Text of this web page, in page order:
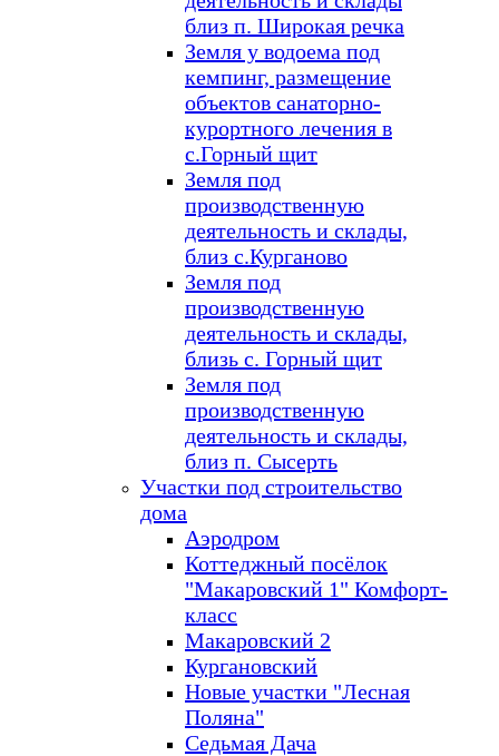
близ п. Широкая речка
Земля у водоема под
кемпинг, размещение
объектов санаторно-
курортного лечения в
с.Горный щит
Земля под
производственную
деятельность и склады,
близ с.Курганово
Земля под
производственную
деятельность и склады,
близь с. Горный щит
Земля под
производственную
деятельность и склады,
близ п. Сысерть
Участки под строительство
дома
Аэродром
Коттеджный посёлок
"Макаровский 1" Комфорт-
класс
Макаровский 2
Кургановский
Новые участки "Лесная
Поляна"
Седьмая Дача